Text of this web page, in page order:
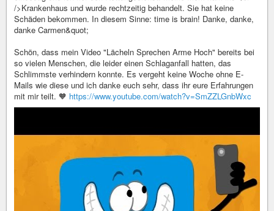
Schön, dass mein Video "Lächeln Sprechen Arme Hoch" bereits bei
so vielen Menschen, die leider einen Schlaganfall hatten, das
Schlimmste verhindern konnte. Es vergeht keine Woche ohne E-
Mails wie diese und ich danke euch sehr, dass ihr eure Erfahrungen
mit mir teilt. 🧡 https://www.youtube.com/watch?v=SmZZLGnbWxc